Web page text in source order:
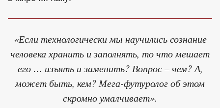
«Если технологически мы научились сознание
человека хранить и заполнять, то что мешает
его … изъять и заменить? Вопрос – чем? А,
может быть, кем? Мега-футуролог об этом
скромно умалчивает».